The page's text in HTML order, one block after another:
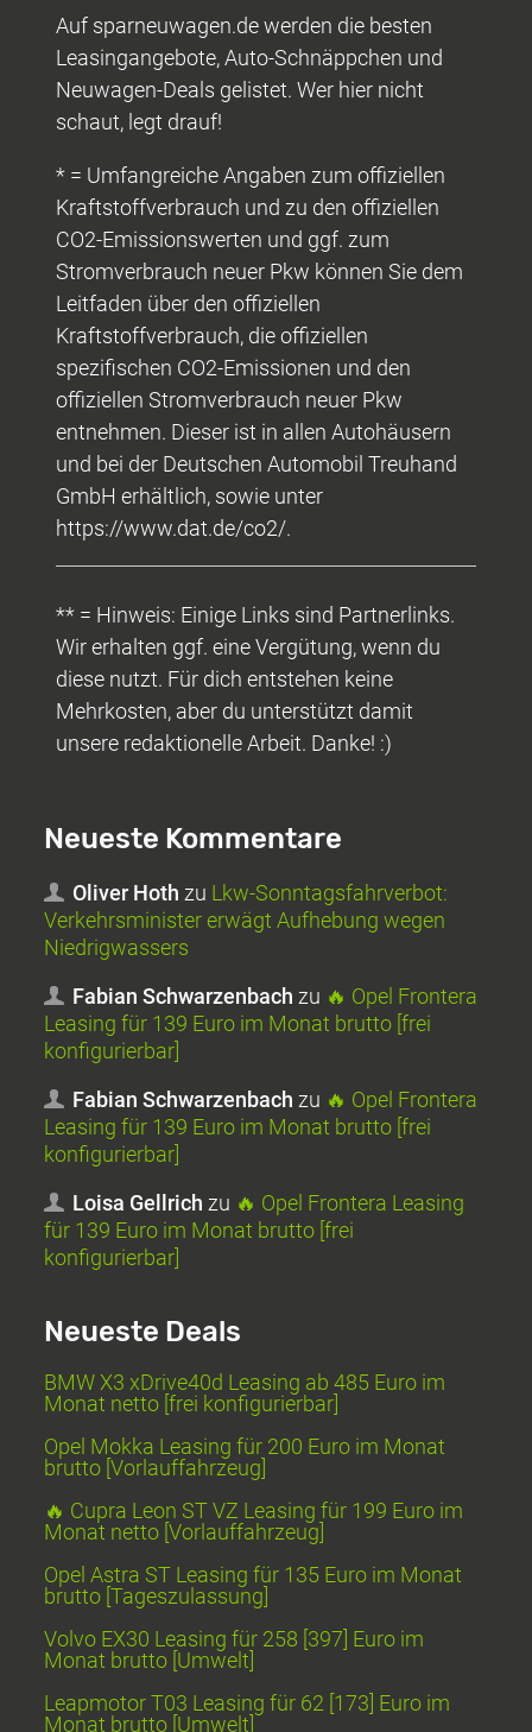
Auf sparneuwagen.de werden die besten
Leasingangebote, Auto-Schnäppchen und
Neuwagen-Deals gelistet. Wer hier nicht
schaut, legt drauf!
* = Umfangreiche Angaben zum offiziellen
Kraftstoffverbrauch und zu den offiziellen
CO2-Emissionswerten und ggf. zum
Stromverbrauch neuer Pkw können Sie dem
Leitfaden über den offiziellen
Kraftstoffverbrauch, die offiziellen
spezifischen CO2-Emissionen und den
offiziellen Stromverbrauch neuer Pkw
entnehmen. Dieser ist in allen Autohäusern
und bei der Deutschen Automobil Treuhand
GmbH erhältlich, sowie unter
https://www.dat.de/co2/.
** = Hinweis: Einige Links sind Partnerlinks.
Wir erhalten ggf. eine Vergütung, wenn du
diese nutzt. Für dich entstehen keine
Mehrkosten, aber du unterstützt damit
unsere redaktionelle Arbeit. Danke! :)
Neueste Kommentare
Oliver Hoth zu Lkw-Sonntagsfahrverbot:
Verkehrsminister erwägt Aufhebung wegen
Niedrigwassers
Fabian Schwarzenbach zu 🔥 Opel Frontera
Leasing für 139 Euro im Monat brutto [frei
konfigurierbar]
Fabian Schwarzenbach zu 🔥 Opel Frontera
Leasing für 139 Euro im Monat brutto [frei
konfigurierbar]
Loisa Gellrich zu 🔥 Opel Frontera Leasing
für 139 Euro im Monat brutto [frei
konfigurierbar]
Neueste Deals
BMW X3 xDrive40d Leasing ab 485 Euro im
Monat netto [frei konfigurierbar]
Opel Mokka Leasing für 200 Euro im Monat
brutto [Vorlauffahrzeug]
🔥 Cupra Leon ST VZ Leasing für 199 Euro im
Monat netto [Vorlauffahrzeug]
Opel Astra ST Leasing für 135 Euro im Monat
brutto [Tageszulassung]
Volvo EX30 Leasing für 258 [397] Euro im
Monat brutto [Umwelt]
Leapmotor T03 Leasing für 62 [173] Euro im
Monat brutto [Umwelt]